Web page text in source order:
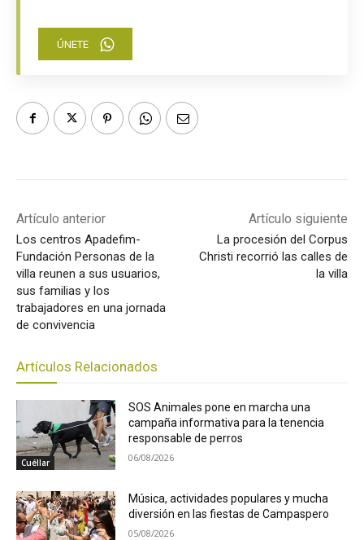
ÚNETE
Artículo anterior
Los centros Apadefim-
Fundación Personas de la
villa reunen a sus usuarios,
sus familias y los
trabajadores en una jornada
de convivencia
Artículo siguiente
La procesión del Corpus
Christi recorrió las calles de
la villa
Artículos Relacionados
Cuéllar
SOS Animales pone en marcha una
campaña informativa para la tenencia
responsable de perros
06/08/2026
Música, actividades populares y mucha
diversión en las fiestas de Campaspero
05/08/2026